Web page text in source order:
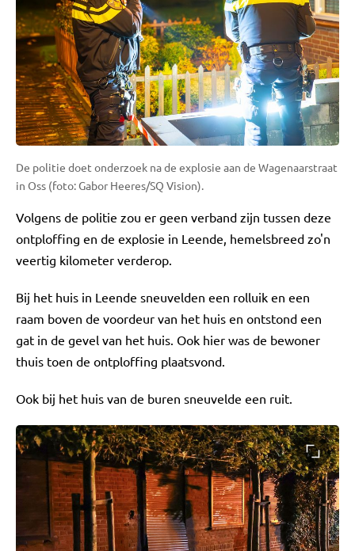
De politie doet onderzoek na de explosie aan de Wagenaarstraat
in Oss (foto: Gabor Heeres/SQ Vision).
Volgens de politie zou er geen verband zijn tussen deze
ontploffing en de explosie in Leende, hemelsbreed zo'n
veertig kilometer verderop.
Bij het huis in Leende sneuvelden een rolluik en een
raam boven de voordeur van het huis en ontstond een
gat in de gevel van het huis. Ook hier was de bewoner
thuis toen de ontploffing plaatsvond.
Ook bij het huis van de buren sneuvelde een ruit.